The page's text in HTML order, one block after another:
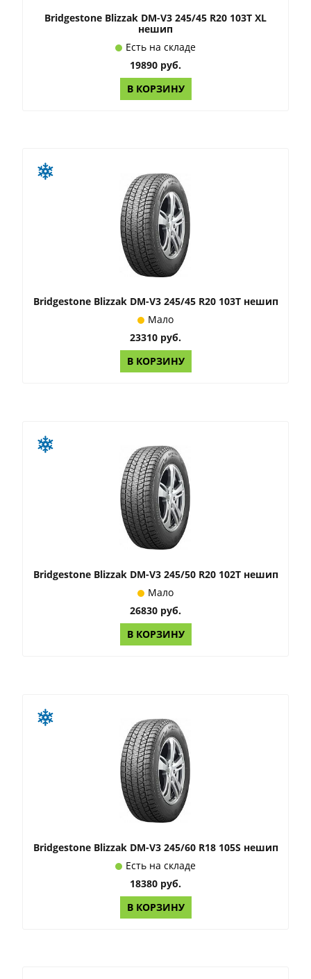
Bridgestone Blizzak DM-V3 245/45 R20 103T XL
нешип
Есть на складе
19890 руб.
В КОРЗИНУ
Bridgestone Blizzak DM-V3 245/45 R20 103T нешип
Мало
23310 руб.
В КОРЗИНУ
Bridgestone Blizzak DM-V3 245/50 R20 102T нешип
Мало
26830 руб.
В КОРЗИНУ
Bridgestone Blizzak DM-V3 245/60 R18 105S нешип
Есть на складе
18380 руб.
В КОРЗИНУ